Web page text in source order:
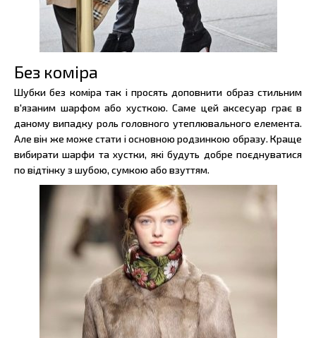
Без коміра
Шубки без коміра так і просять доповнити образ стильним
в'язаним шарфом або хусткою. Саме цей аксесуар грає в
даному випадку роль головного утеплювального елемента.
Але він же може стати і основною родзинкою образу. Краще
вибирати шарфи та хустки, які будуть добре поєднуватися
по відтінку з шубою, сумкою або взуттям.